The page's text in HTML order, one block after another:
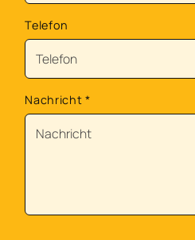
Telefon
Nachricht *